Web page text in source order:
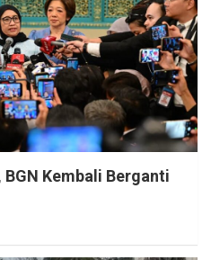
Kembali Berganti